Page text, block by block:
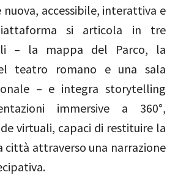
accessibile, interattiva e
si articola in tre
– la mappa del Parco, la
teatro romano e una sala
– e integra storytelling
immersive a 360°,
virtuali, capaci di restituire la
città attraverso una narrazione